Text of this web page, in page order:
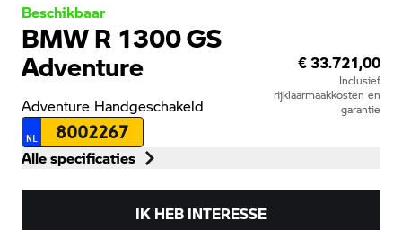
Beschikbaar
BMW R 1300 GS
Adventure
Adventure Handgeschakeld
€ 33.721,00
Inclusief
rijklaarmaakkosten en
garantie
NL 8002267
Alle specificaties
IK HEB INTERESSE